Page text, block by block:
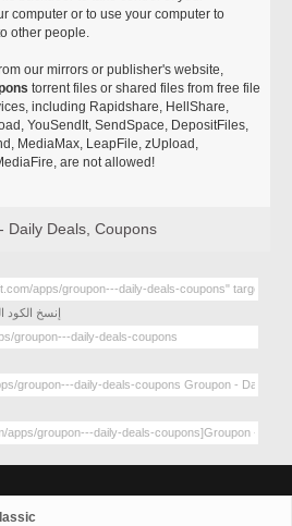
computer or to use your computer to
other people.
our mirrors or publisher's website,
torrent files or shared files from free file
including Rapidshare, HellShare,
YouSendIt, SendSpace, DepositFiles,
MediaMax, LeapFile, zUpload,
are not allowed!
Daily Deals, Coupons
- إنسخ الكود